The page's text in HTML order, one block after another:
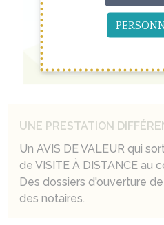
UNE PRESTATION
Un AVIS DE VALEUR qui
de VISITE À DISTANCE au
Des dossiers d'ouverture
des notaires.